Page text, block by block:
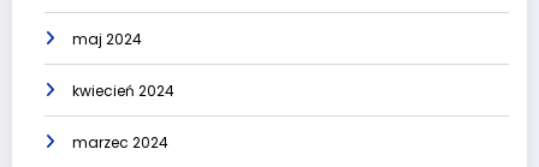
maj 2024
kwiecień 2024
marzec 2024